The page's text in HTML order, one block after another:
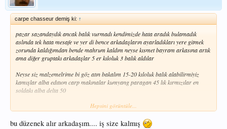
carpe chasseur demiş ki: ↑
pazar sazandaydık ancak balık vurmadı kendimizde hata aradık bulamadık
aslında tek hata mesafe ve yer di bence arkadaşların ayarladıkları yere gitmek
zorunda kaldığımdan bende mahrum kaldım neyse kısmet bayram arkasına artık
ama diğer gruptakı arkadaşlar 5 er kıloluk 3 balık aldılar
Neyse siz malzemelrime bi göz atın bakalım 15-20 kıloluk balık alabilirmiyiz
kamışlar alba edıtıon carp makınalar kumyang paragan 45 lık kırmızılar en
soldakı alba delta 50
Hepsini görüntüle...
bu düzenek alır arkadaşım.... iş size kalmış